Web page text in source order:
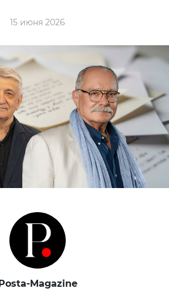
15 июня 2026
Posta-Magazine